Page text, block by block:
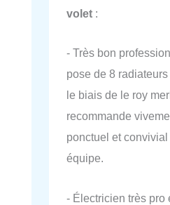
volet :
- Très bon
pose de 8
le biais de le roy
recommande
ponctuel et
équipe.
- Électricien très pro